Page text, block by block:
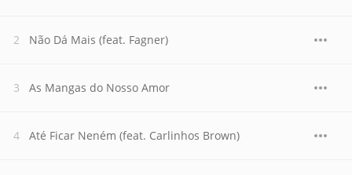
Não Dá Mais (feat. Fagner)
As Mangas do Nosso Amor
Até Ficar Neném (feat. Carlinhos Brown)